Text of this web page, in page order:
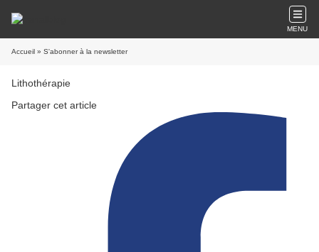
MENU
Accueil » S'abonner à la newsletter
Lithothérapie
Partager cet article